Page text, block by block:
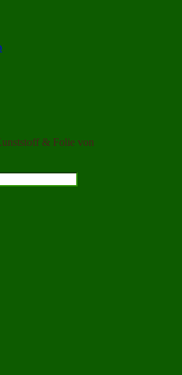
& Folie von